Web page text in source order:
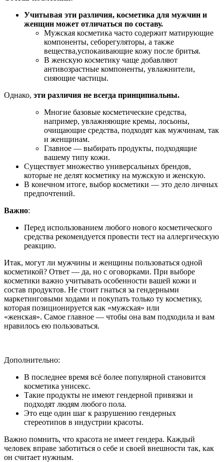
Учитывая эти различия, косметика для мужчин и
женщин может отличаться по составу.
Мужская косметика часто содержит матирующие
компоненты, себорегуляторы, а также
вещества,успокаивающие кожу после бритья.
В женскую косметику чаще добавляют
антивозрастные компоненты, увлажнители,
сияющие частицы.
Однако, эти различия не всегда принципиальны.
Многие базовые косметические средства,
например, увлажняющие кремы, лосьоны,
очищающие средства, подходят как мужчинам, так
и женщинам.
Главное — выбирать продукты, подходящие
вашему типу кожи.
Существует множество универсальных брендов,
которые не делят косметику на мужскую и женскую.
В конечном итоге, выбор косметики — это дело личных
предпочтений.
Важно:
Перед использованием любого нового косметического
средства рекомендуется провести тест на аллергическую
реакцию.
Итак, могут ли мужчины и женщины пользоваться одной
косметикой? Ответ — да, но с оговорками. При выборе
косметики важно учитывать особенности вашей кожи и
состав продуктов. Не стоит гнаться за гендерными
маркетинговыми ходами и покупать только ту косметику,
которая позиционируется как «мужская» или
«женская». Самое главное — чтобы она вам подходила и вам
нравилось ею пользоваться.
Дополнительно:
В последнее время всё более популярной становится
косметика унисекс.
Такие продукты не имеют гендерной привязки и
подходят людям любого пола.
Это еще один шаг к разрушению гендерных
стереотипов в индустрии красоты.
Важно помнить, что красота не имеет гендера. Каждый
человек вправе заботиться о себе и своей внешности так, как
он считает нужным.